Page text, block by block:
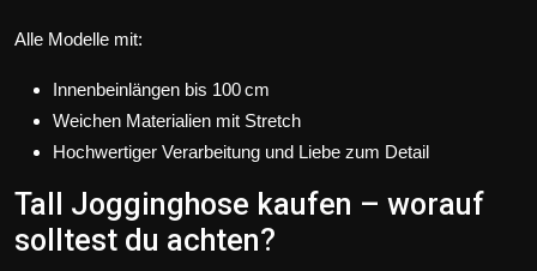
Alle Modelle mit:
Innenbeinlängen bis 100 cm
Weichen Materialien mit Stretch
Hochwertiger Verarbeitung und Liebe zum Detail
Tall Jogginghose kaufen – worauf
solltest du achten?